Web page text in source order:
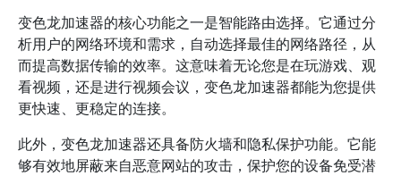
变色龙加速器的核心功能之一是智能路由选择。它通过分
析用户的网络环境和需求，自动选择最佳的网络路径，从
而提高数据传输的效率。这意味着无论您是在玩游戏、观
看视频，还是进行视频会议，变色龙加速器都能为您提供
更快速、更稳定的连接。
此外，变色龙加速器还具备防火墙和隐私保护功能。它能
够有效地屏蔽来自恶意网站的攻击，保护您的设备免受潜